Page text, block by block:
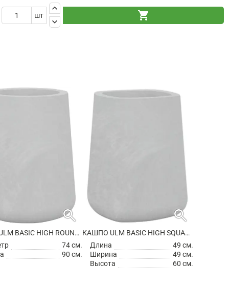
шт
keyboard_arrow_up
keyboard_arrow_down
shopping_cart
search
КАШПО ULM BASIC HIGH ROUND PLANTER
74 см.
90 см.
search
КАШПО ULM BASIC HIGH SQUARE PLANTER
Длина
49 см.
Ширина
49 см.
Высота
60 см.